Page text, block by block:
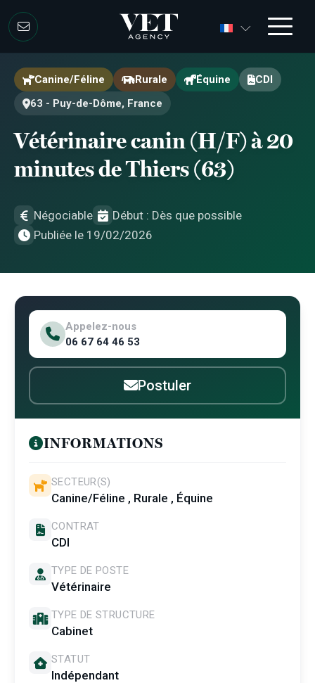
Canine/Féline Rurale Équine
CDI
63 - Puy-de-Dôme, France
Vétérinaire canin (H/F) à 20
minutes de Thiers (63)
Négociable
Début : Dès que possible
Publiée le 19/02/2026
Appelez-nous
06 67 64 46 53
Postuler
INFORMATIONS
SECTEUR(S)
Canine/Féline , Rurale , Équine
CONTRAT
CDI
TYPE DE POSTE
Vétérinaire
TYPE DE STRUCTURE
Cabinet
STATUT
Indépendant